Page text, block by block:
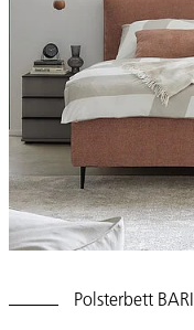
Polsterbett BARI